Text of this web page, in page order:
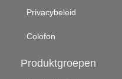
Privacybeleid
Colofon
Produktgroepen